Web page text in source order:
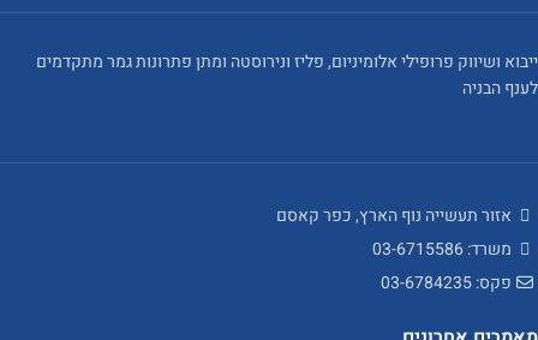
ייבוא ושיווק פרופילי אלומיניום, פליז ונירוסטה ומתן פתרונות גמר מתקדמים
לענף הבניה
אזור תעשייה נוף הארץ, כפר קאסם
משרד: 03-6715586
פקס: 03-6784235